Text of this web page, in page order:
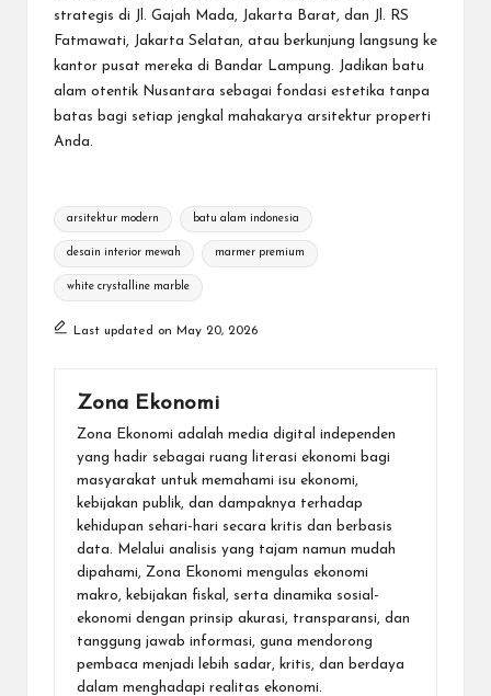
strategis di Jl. Gajah Mada, Jakarta Barat, dan Jl. RS
Fatmawati, Jakarta Selatan, atau berkunjung langsung ke
kantor pusat mereka di Bandar Lampung. Jadikan batu
alam otentik Nusantara sebagai fondasi estetika tanpa
batas bagi setiap jengkal mahakarya arsitektur properti
Anda.
Tags:
arsitektur modern batu alam indonesia
desain interior mewah marmer premium
white crystalline marble
Last updated on May 20, 2026
Zona Ekonomi
Zona Ekonomi adalah media digital independen
yang hadir sebagai ruang literasi ekonomi bagi
masyarakat untuk memahami isu ekonomi,
kebijakan publik, dan dampaknya terhadap
kehidupan sehari-hari secara kritis dan berbasis
data. Melalui analisis yang tajam namun mudah
dipahami, Zona Ekonomi mengulas ekonomi
makro, kebijakan fiskal, serta dinamika sosial-
ekonomi dengan prinsip akurasi, transparansi, dan
tanggung jawab informasi, guna mendorong
pembaca menjadi lebih sadar, kritis, dan berdaya
dalam menghadapi realitas ekonomi.